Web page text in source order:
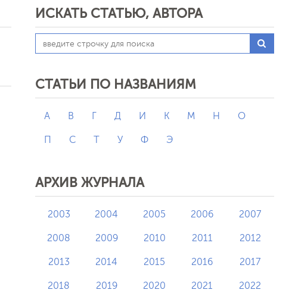
ИСКАТЬ СТАТЬЮ, АВТОРА
СТАТЬИ ПО НАЗВАНИЯМ
А В Г Д И К М Н О
П С Т У Ф Э
АРХИВ ЖУРНАЛА
2003 2004 2005 2006 2007
2008 2009 2010 2011 2012
2013 2014 2015 2016 2017
2018 2019 2020 2021 2022